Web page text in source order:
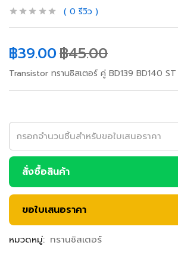
0 รีวิว
฿39.00฿45.00
Transistor ทรานซิสเตอร์ คู่ BD139 BD140 ST
สั่งซื้อสินค้า
ขอใบเสนอราคา
หมวดหมู่: ทรานซิสเตอร์